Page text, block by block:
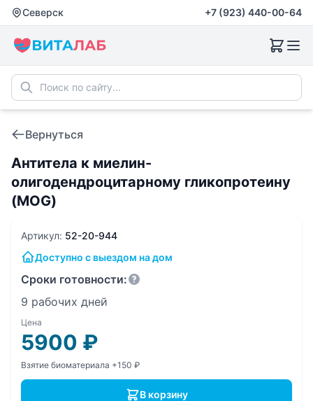
Северск +7 (923) 440-00-64
Вернуться
Антитела к миелин-
олигодендроцитарному гликопротеину
(MOG)
Артикул: 52-20-944
Доступно с выездом на дом
Сроки готовности:
9 рабочих дней
Цена
5900 ₽
Взятие биоматериала +150 ₽
В корзину